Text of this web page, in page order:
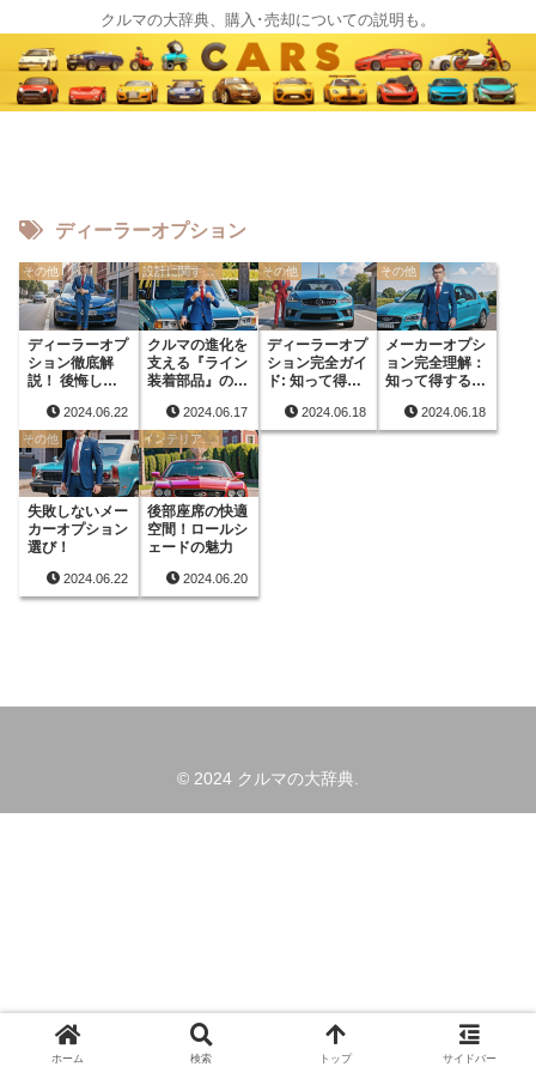
クルマの大辞典、購入･売却についての説明も。
ディーラーオプション
その他
ディーラーオプ
ション徹底解
説！ 後悔しな
2024.06.22
設計に関する用語
クルマの進化を
支える『ライン
装着部品』の秘
2024.06.17
その他
ディーラーオプ
ション完全ガイ
ド: 知って得す
2024.06.18
その他
メーカーオプシ
ョン完全理解：
知って得する車
2024.06.18
その他
失敗しないメー
カーオプション
選び！
2024.06.22
インテリアに関する用語
後部座席の快適
空間！ロールシ
ェードの魅力
2024.06.20
© 2024 クルマの大辞典.
ホーム 検索 トップ サイドバー